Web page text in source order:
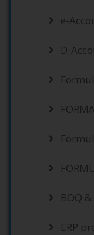
e-
D-
BOQ
ERP